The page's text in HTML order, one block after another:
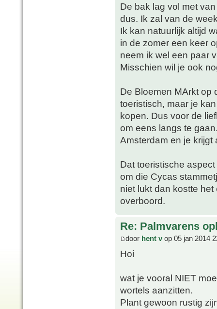
De bak lag vol met
dus. Ik zal van de
Ik kan natuurlijk altijd
in de zomer een keer
neem ik wel een paar
Misschien wil je ook
De Bloemen MArkt op
toeristisch, maar je
kopen. Dus voor de
om eens langs te
Amsterdam en je krijgt
Dat toeristische
om die Cycas
niet lukt dan kostte
overboord.
Re: Palmvarens
door hent v op 05 jan 2014
Hoi
wat je vooral NIET
wortels aanzitten.
Plant gewoon rustig